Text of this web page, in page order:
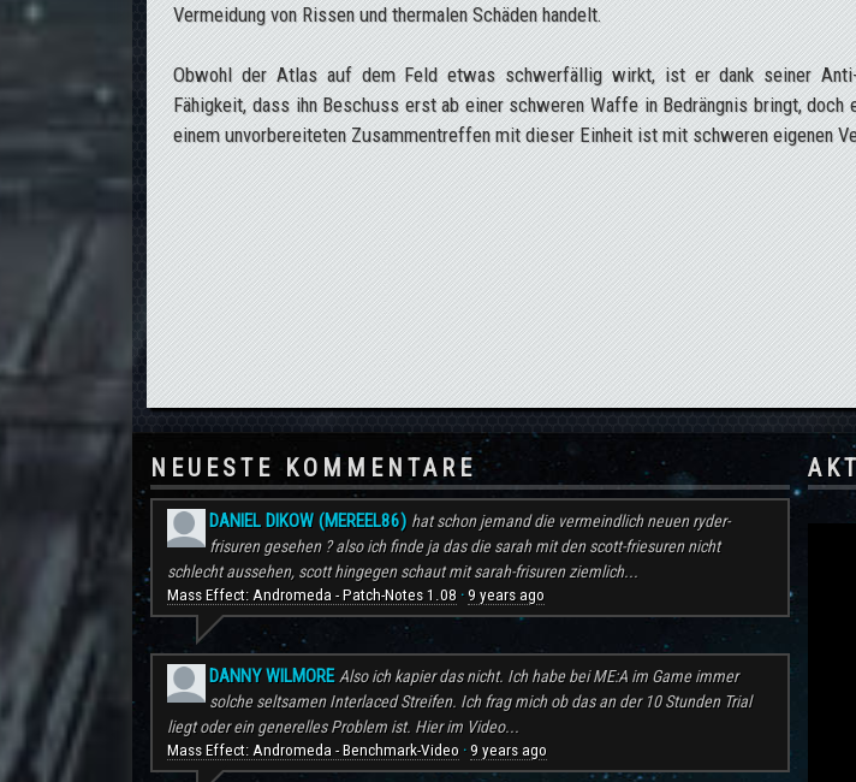
Vermeidung von Rissen und thermalen Schäden handelt.
Obwohl der Atlas auf dem Feld etwas schwerfällig wirkt, ist er dank seiner Anti-
Fähigkeit, dass ihn Beschuss erst ab einer schweren Waffe in Bedrängnis bringt, doch
einem unvorbereiteten Zusammentreffen mit dieser Einheit ist mit schweren eigenen
NEUESTE KOMMENTARE
DANIEL DIKOW (MEREEL86) hat schon jemand die vermeindlich neuen ryder-
frisuren gesehen ? also ich finde ja das die sarah mit den scott-friesuren nicht
schlecht aussehen, scott hingegen schaut mit sarah-frisuren ziemlich...
Mass Effect: Andromeda - Patch-Notes 1.08 · 9 years ago
DANNY WILMORE Also ich kapier das nicht. Ich habe bei ME:A im Game immer
solche seltsamen Interlaced Streifen. Ich frag mich ob das an der 10 Stunden Trial
liegt oder ein generelles Problem ist. Hier im Video...
Mass Effect: Andromeda - Benchmark-Video · 9 years ago